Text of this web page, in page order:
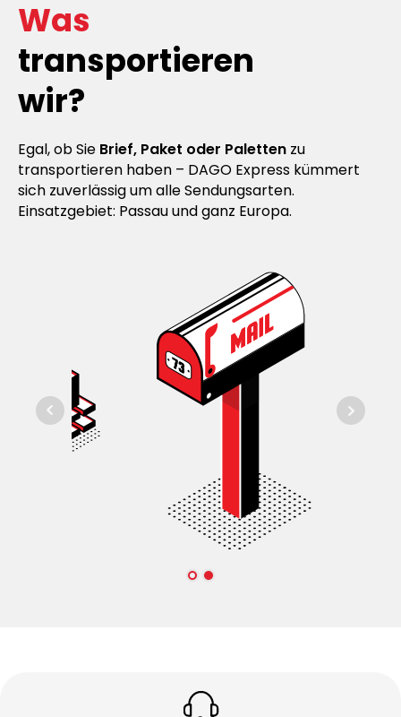
Was
transportieren
wir?
Egal, ob Sie Brief, Paket oder Paletten zu
transportieren haben – DAGO Express kümmert
sich zuverlässig um alle Sendungsarten.
Einsatzgebiet: Passau und ganz Europa.